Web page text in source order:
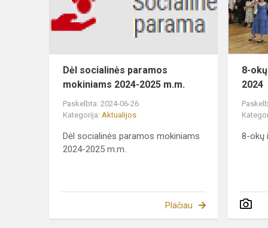
2024-
2025
m.m.
Dėl socialinės paramos
mokiniams 2024-2025 m.m.
Paskelbta: 2024-06-26
Kategorija: Aktualijos
Dėl socialinės paramos mokiniams
2024-2025 m.m.
Plačiau
8-
2024
8-okų